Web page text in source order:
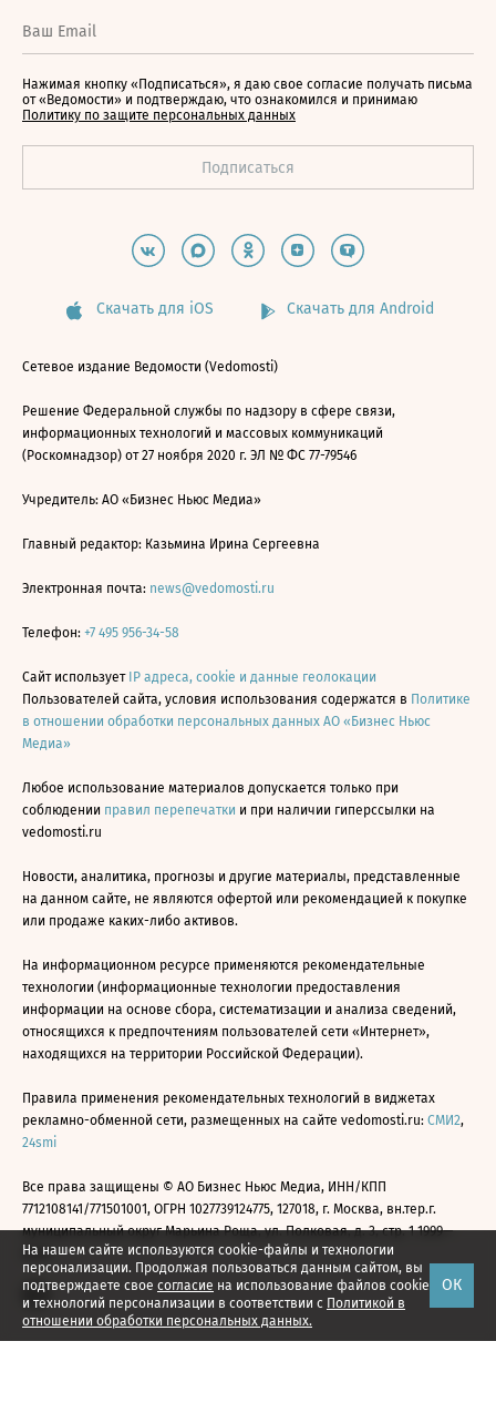
На нашем сайте используются cookie-файлы и технологии
персонализации. Продолжая пользоваться данным сайтом, вы
подтверждаете свое согласие на использование файлов cookie
и технологий персонализации в соответствии с Политикой в
отношении обработки персональных данных.
ОК
Нажимая кнопку «Подписаться», я даю свое согласие получать письма
от «Ведомости» и подтверждаю, что ознакомился и принимаю
Политику по защите персональных данных
Скачать для iOS Скачать для Android
Сетевое издание Ведомости (Vedomosti)
Решение Федеральной службы по надзору в сфере связи,
информационных технологий и массовых коммуникаций
(Роскомнадзор) от 27 ноября 2020 г. ЭЛ № ФС 77-79546
Учредитель: АО «Бизнес Ньюс Медиа»
Главный редактор: Казьмина Ирина Сергеевна
Электронная почта: news@vedomosti.ru
Телефон: +7 495 956-34-58
Сайт использует IP адреса, cookie и данные геолокации
Пользователей сайта, условия использования содержатся в Политике
в отношении обработки персональных данных АО «Бизнес Ньюс
Медиа»
Любое использование материалов допускается только при
соблюдении правил перепечатки и при наличии гиперссылки на
vedomosti.ru
Новости, аналитика, прогнозы и другие материалы, представленные
на данном сайте, не являются офертой или рекомендацией к покупке
или продаже каких-либо активов.
На информационном ресурсе применяются рекомендательные
технологии (информационные технологии предоставления
информации на основе сбора, систематизации и анализа сведений,
относящихся к предпочтениям пользователей сети «Интернет»,
находящихся на территории Российской Федерации).
Правила применения рекомендательных технологий в виджетах
рекламно-обменной сети, размещенных на сайте vedomosti.ru: СМИ2,
24smi
Все права защищены © АО Бизнес Ньюс Медиа, ИНН/КПП
7712108141/771501001, ОГРН 1027739124775, 127018, г. Москва, вн.тер.г.
муниципальный округ Марьина Роща, ул. Полковая, д. 3, стр. 1 1999—
2026